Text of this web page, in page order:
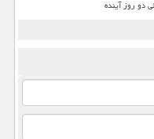
دو روز آینده